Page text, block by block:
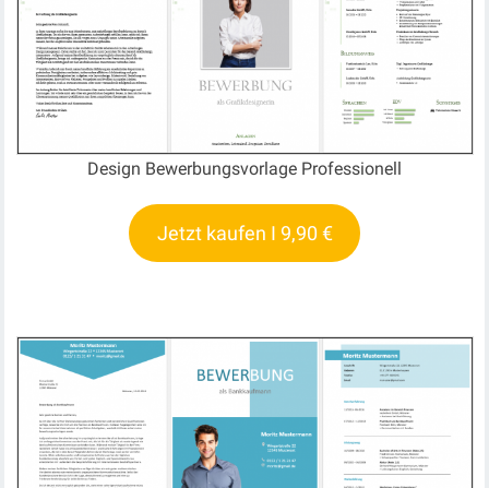
Design Bewerbungsvorlage Professionell
Jetzt kaufen I 9,90 €